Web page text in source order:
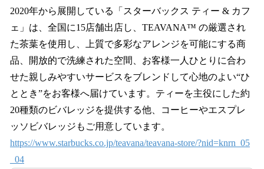
2020年から展開している「スターバックス ティー & カフ
ェ」は、全国に15店舗出店し、TEAVANA™ の厳選され
た茶葉を使用し、上質で多彩なアレンジを可能にする商
品、開放的で洗練された空間、お客様一人ひとりに合わ
せた親しみやすいサービスをブレンドして心地のよい“ひ
ととき”をお客様へ届けています。ティーを主役にした約
20種類のビバレッジを提供する他、コーヒーやエスプレ
ッソビバレッジもご用意しています。
https://www.starbucks.co.jp/teavana/teavana-store/?nid=knrn_05
_04